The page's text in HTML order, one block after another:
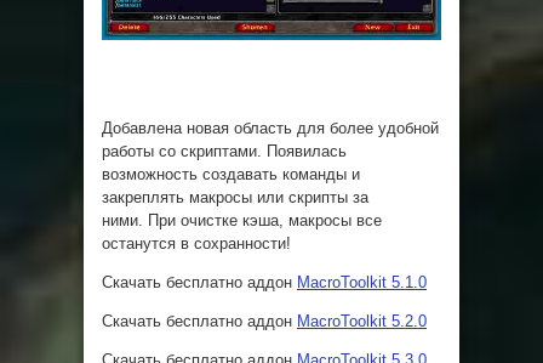
Добавлена новая область для более удобной
работы со скриптами. Появилась
возможность создавать команды и
закреплять макросы или скрипты за
ними.
При очистке кэша, макросы все
останутся в сохранности!
Скачать бесплатно аддон MacroToolkit 5.1.0
Скачать бесплатно аддон MacroToolkit 5.2.0